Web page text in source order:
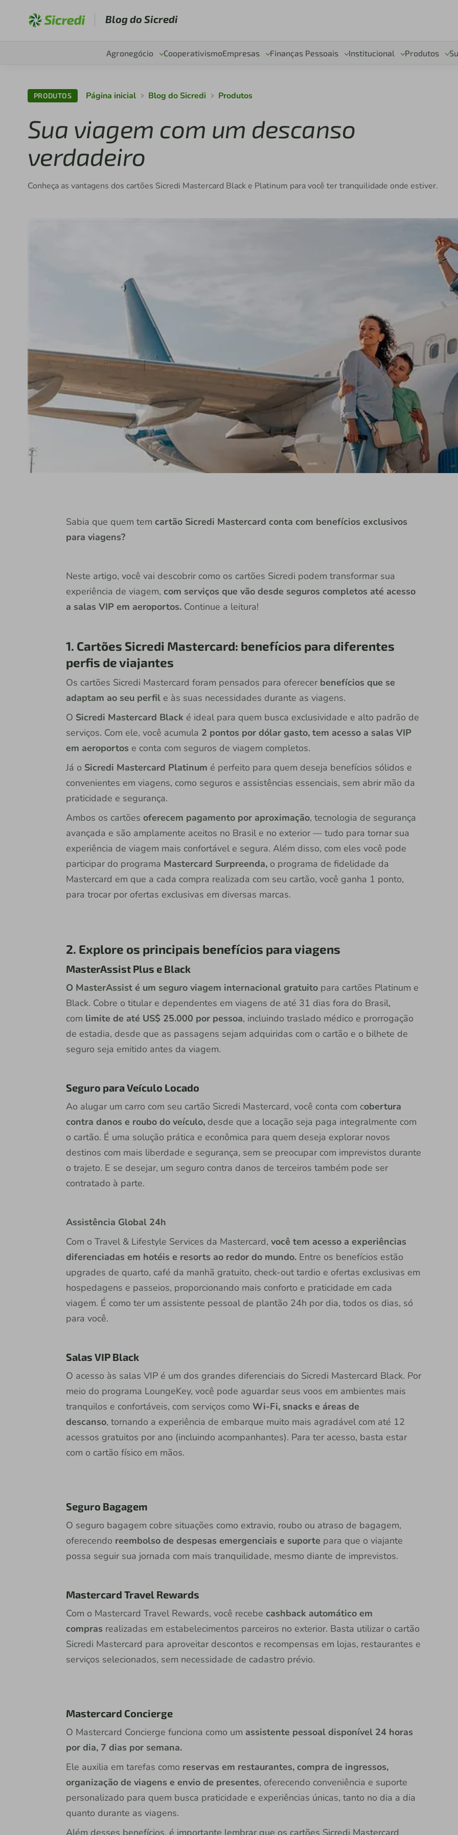
Blog do Sicredi
Agronegócio CooperativismoEmpresas Finanças Pessoais Institucional Produtos
PRODUTOS Página inicial Blog do Sicredi Produtos
Sua viagem com um descanso
verdadeiro
Conheça as vantagens dos cartões Sicredi Mastercard Black e Platinum para você ter tranquilidade onde estiver.
Sabia que quem tem cartão Sicredi Mastercard conta com benefícios exclusivos
para viagens?
Neste artigo, você vai descobrir como os cartões Sicredi podem transformar sua
experiência de viagem, com serviços que vão desde seguros completos até acesso
a salas VIP em aeroportos.Continue a leitura!
1. Cartões Sicredi Mastercard: benefícios para diferentes
perfis de viajantes
Os cartões Sicredi Mastercard foram pensados para oferecer benefícios que se
adaptam ao seu perfil e às suas necessidades durante as viagens.
O Sicredi Mastercard Black é ideal para quem busca exclusividade e alto padrão de
serviços. Com ele, você acumula 2 pontos por dólar gasto, tem acesso a salas VIP
em aeroportos e conta com seguros de viagem completos.
Já o Sicredi Mastercard Platinum é perfeito para quem deseja benefícios sólidos e
convenientes em viagens, como seguros e assistências essenciais, sem abrir mão da
praticidade e segurança.
Ambos os cartões oferecem pagamento por aproximação, tecnologia de segurança
avançada e são amplamente aceitos no Brasil e no exterior — tudo para tornar sua
experiência de viagem mais confortável e segura. Além disso, com eles você pode
participar do programa Mastercard Surpreenda,o programa de fidelidade da
Mastercard em que a cada compra realizada com seu cartão, você ganha 1 ponto,
para trocar por ofertas exclusivas em diversas marcas.
2. Explore os principais benefícios para viagens
MasterAssist Plus e Black
O MasterAssist é um seguro viagem internacional gratuitopara cartões Platinum e
Black. Cobre o titular e dependentes em viagens de até 31 dias fora do Brasil,
com limite de até US$ 25.000 por pessoa, incluindo traslado médico e prorrogação
de estadia, desde que as passagens sejam adquiridas com o cartão e o bilhete de
seguro seja emitido antes da viagem.
Seguro para Veículo Locado
Ao alugar um carro com seu cartão Sicredi Mastercard, você conta com cobertura
contra danos e roubo do veículo,desde que a locação seja paga integralmente com
o cartão. É uma solução prática e econômica para quem deseja explorar novos
destinos com mais liberdade e segurança, sem se preocupar com imprevistos durante
o trajeto. E se desejar, um seguro contra danos de terceiros também pode ser
contratado à parte.
Assistência Global 24h
Com o Travel & Lifestyle Services da Mastercard, você tem acesso a experiências
diferenciadas em hotéis e resorts ao redor do mundo.Entre os benefícios estão
upgrades de quarto, café da manhã gratuito, check-out tardio e ofertas exclusivas em
hospedagens e passeios, proporcionando mais conforto e praticidade em cada
viagem. É como ter um assistente pessoal de plantão 24h por dia, todos os dias, só
para você.
Salas VIP Black
O acesso às salas VIP é um dos grandes diferenciais do Sicredi Mastercard Black. Por
meio do programa LoungeKey, você pode aguardar seus voos em ambientes mais
tranquilos e confortáveis, com serviços como Wi-Fi, snacks e áreas de
descanso, tornando a experiência de embarque muito mais agradável com até 12
acessos gratuitos por ano (incluindo acompanhantes). Para ter acesso, basta estar
com o cartão físico em mãos.
Seguro Bagagem
O seguro bagagem cobre situações como extravio, roubo ou atraso de bagagem,
oferecendo reembolso de despesas emergenciais e suporte para que o viajante
possa seguir sua jornada com mais tranquilidade, mesmo diante de imprevistos.
Mastercard Travel Rewards
Com o Mastercard Travel Rewards, você recebe cashback automático em
compras realizadas em estabelecimentos parceiros no exterior. Basta utilizar o cartão
Sicredi Mastercard para aproveitar descontos e recompensas em lojas, restaurantes e
serviços selecionados, sem necessidade de cadastro prévio.
Mastercard Concierge
O Mastercard Concierge funciona como um assistente pessoal disponível 24 horas
por dia, 7 dias por semana.
Ele auxilia em tarefas como reservas em restaurantes, compra de ingressos,
organização de viagens e envio de presentes, oferecendo conveniência e suporte
personalizado para quem busca praticidade e experiências únicas, tanto no dia a dia
quanto durante as viagens.
Além desses benefícios, é importante lembrar que os cartões Sicredi Mastercard